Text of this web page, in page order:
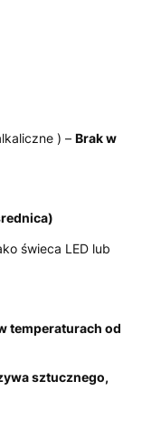
) – Brak w
świeca LED lub
temperaturach od
sztucznego,